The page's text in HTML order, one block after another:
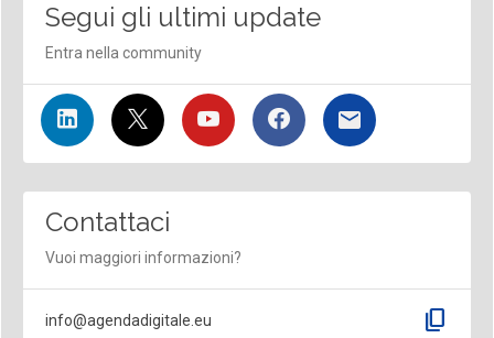
Segui gli ultimi update
Entra nella community
Contattaci
Vuoi maggiori informazioni?
info@agendadigitale.eu content_copy